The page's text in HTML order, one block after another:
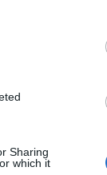
Sharing
which it
jártam
angol?